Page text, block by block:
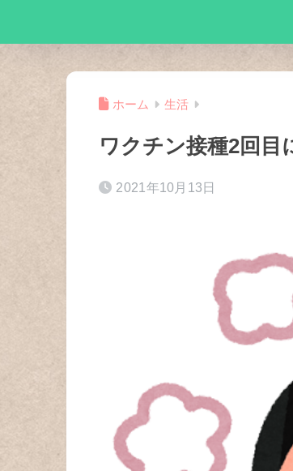
ホーム 生活
ワクチン接種2回目
2021年10月13日